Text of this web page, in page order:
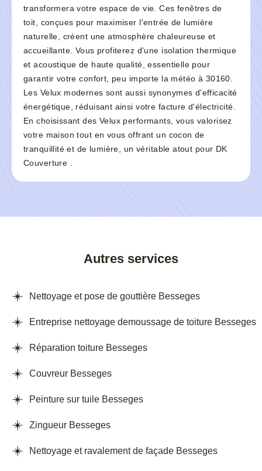
transformera votre espace de vie. Ces fenêtres de
toit, conçues pour maximiser l'entrée de lumière
naturelle, créent une atmosphère chaleureuse et
accueillante. Vous profiterez d'une isolation thermique
et acoustique de haute qualité, essentielle pour
garantir votre confort, peu importe la météo à 30160.
Les Velux modernes sont aussi synonymes d'efficacité
énergétique, réduisant ainsi votre facture d'électricité.
En choisissant des Velux performants, vous valorisez
votre maison tout en vous offrant un cocon de
tranquillité et de lumière, un véritable atout pour DK
Couverture .
Autres services
Nettoyage et pose de gouttière Besseges
Entreprise nettoyage demoussage de toiture Besseges
Réparation toiture Besseges
Couvreur Besseges
Peinture sur tuile Besseges
Zingueur Besseges
Nettoyage et ravalement de façade Besseges